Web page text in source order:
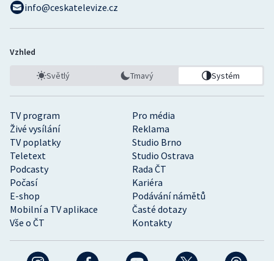
TV program
Pro média
Živé vysílání
Reklama
TV poplatky
Studio Brno
Teletext
Studio Ostrava
Podcasty
Rada ČT
Počasí
Kariéra
E-shop
Podávání námětů
Mobilní a TV aplikace
Časté dotazy
Vše o ČT
Kontakty
info@ceskatelevize.cz
Vzhled
Světlý Tmavý Systém